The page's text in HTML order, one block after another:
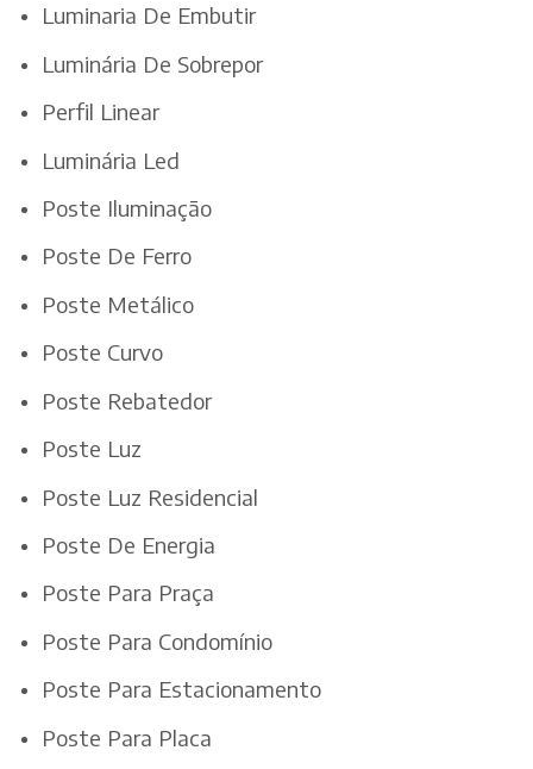
Luminaria De Embutir
Luminária De Sobrepor
Perfil Linear
Luminária Led
Poste Iluminação
Poste De Ferro
Poste Metálico
Poste Curvo
Poste Rebatedor
Poste Luz
Poste Luz Residencial
Poste De Energia
Poste Para Praça
Poste Para Condomínio
Poste Para Estacionamento
Poste Para Placa